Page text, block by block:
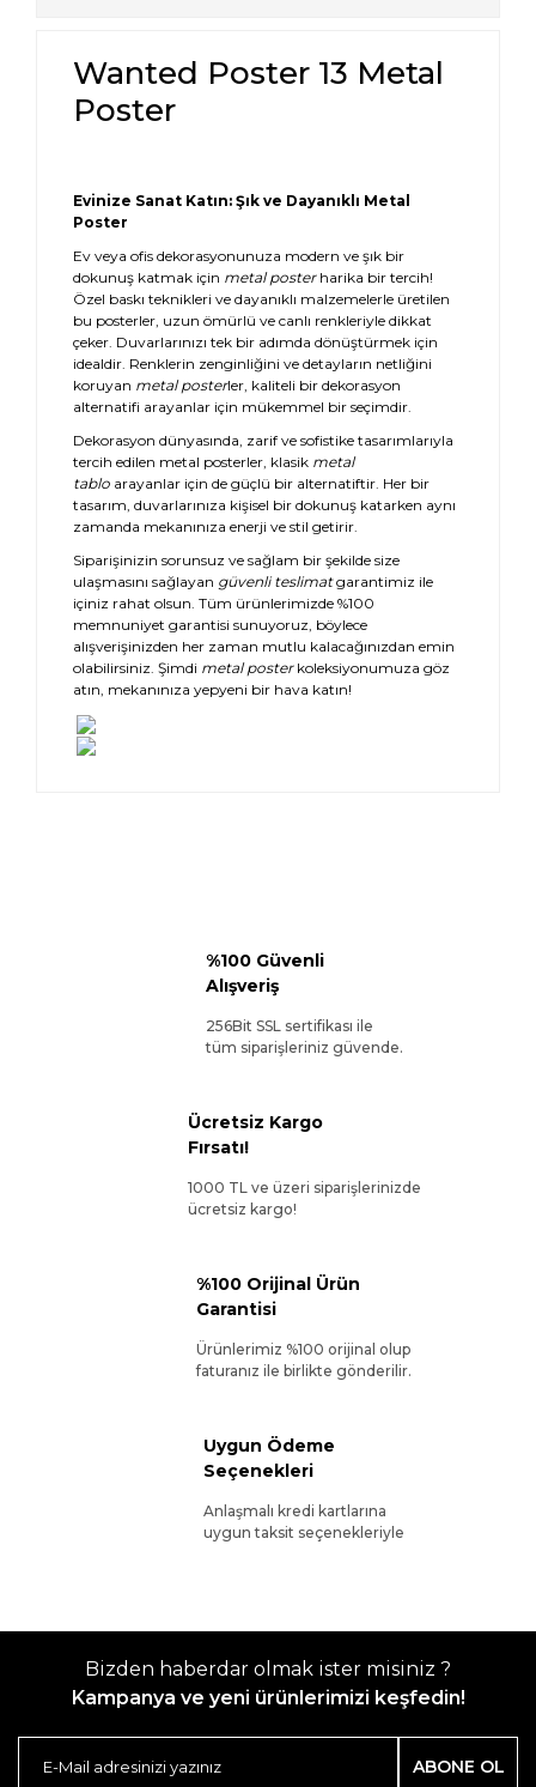
Wanted Poster 13 Metal
Poster
Evinize Sanat Katın: Şık ve Dayanıklı Metal
Poster
Ev veya ofis dekorasyonunuza modern ve şık bir
dokunuş katmak için metal posterharika bir tercih!
Özel baskı teknikleri ve dayanıklı malzemelerle üretilen
bu posterler, uzun ömürlü ve canlı renkleriyle dikkat
çeker. Duvarlarınızı tek bir adımda dönüştürmek için
idealdir. Renklerin zenginliğini ve detayların netliğini
koruyan metal posterler, kaliteli bir dekorasyon
alternatifi arayanlar için mükemmel bir seçimdir.
Dekorasyon dünyasında, zarif ve sofistike tasarımlarıyla
tercih edilen metal posterler, klasik metal
tablo arayanlar için de güçlü bir alternatiftir. Her bir
tasarım, duvarlarınıza kişisel bir dokunuş katarken aynı
zamanda mekanınıza enerji ve stil getirir.
Siparişinizin sorunsuz ve sağlam bir şekilde size
ulaşmasını sağlayan güvenli teslimatgarantimiz ile
içiniz rahat olsun. Tüm ürünlerimizde %100
memnuniyet garantisi sunuyoruz, böylece
alışverişinizden her zaman mutlu kalacağınızdan emin
olabilirsiniz. Şimdi metal posterkoleksiyonumuza göz
atın, mekanınıza yepyeni bir hava katın!
%100 Güvenli
Alışveriş
256Bit SSL sertifikası ile
tüm siparişleriniz güvende.
Ücretsiz Kargo
Fırsatı!
1000 TL ve üzeri siparişlerinizde
ücretsiz kargo!
%100 Orijinal Ürün
Garantisi
Ürünlerimiz %100 orijinal olup
faturanız ile birlikte gönderilir.
Uygun Ödeme
Seçenekleri
Anlaşmalı kredi kartlarına
uygun taksit seçenekleriyle
Bizden haberdar olmak ister misiniz ?
Kampanya ve yeni ürünlerimizi keşfedin!
ABONE OL